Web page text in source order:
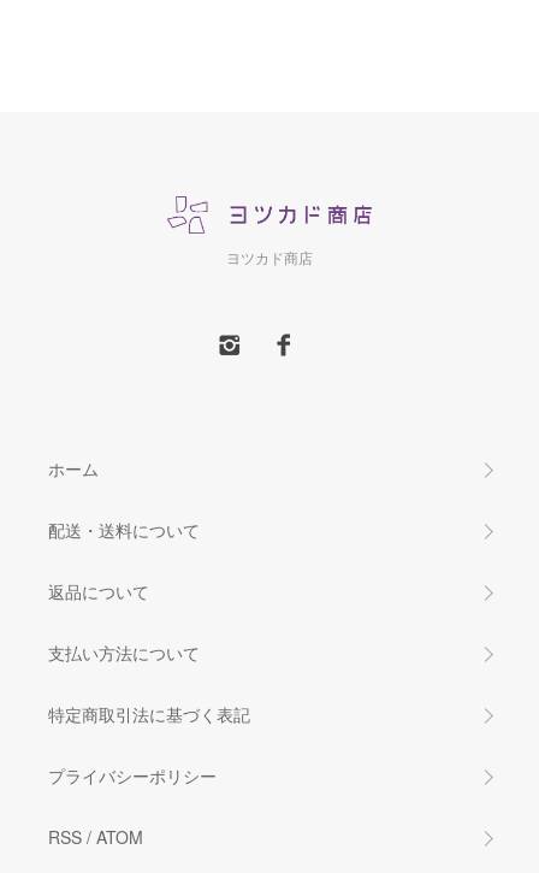
ヨツカド商店
ホーム
配送・送料について
返品について
支払い方法について
特定商取引法に基づく表記
プライバシーポリシー
RSS / ATOM